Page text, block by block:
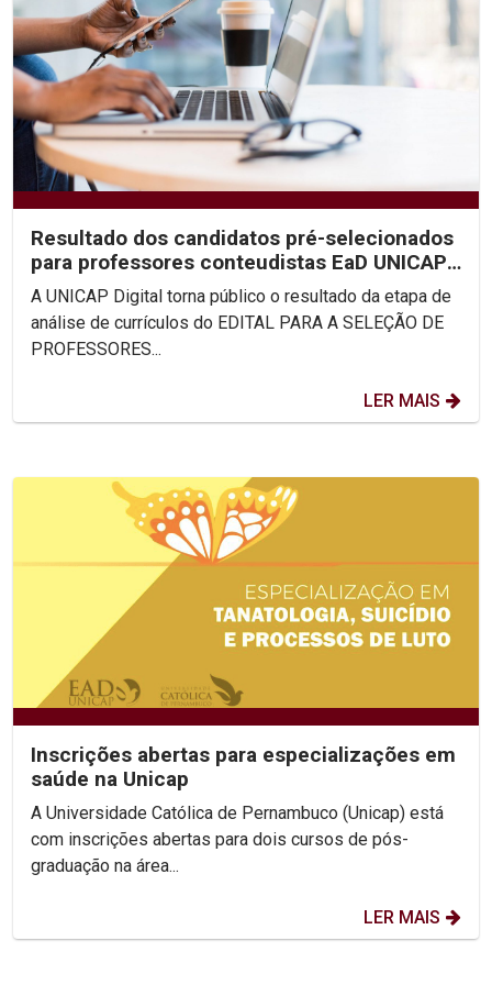
Resultado dos candidatos pré-selecionados
para professores conteudistas EaD UNICAP
(Edital 2020/02)
A UNICAP Digital torna público o resultado da etapa de
análise de currículos do EDITAL PARA A SELEÇÃO DE
PROFESSORES...
LER MAIS
Inscrições abertas para especializações em
saúde na Unicap
A Universidade Católica de Pernambuco (Unicap) está
com inscrições abertas para dois cursos de pós-
graduação na área...
LER MAIS